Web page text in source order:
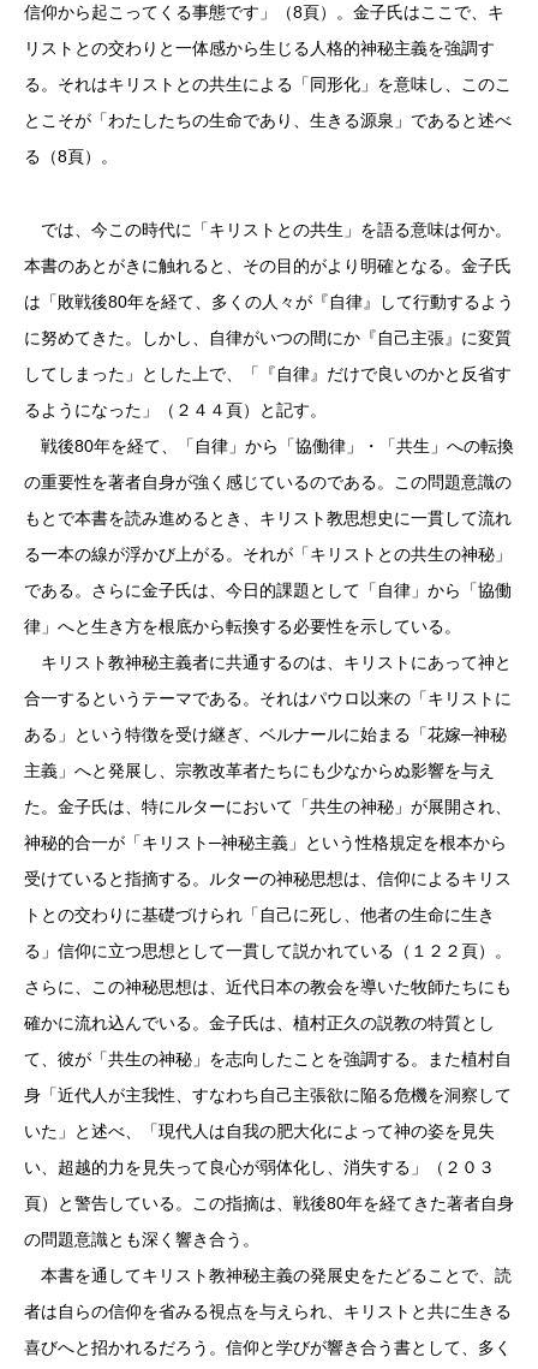
信仰から起こってくる事態です」（8頁）。金子氏はここで、キ
リストとの交わりと一体感から生じる人格的神秘主義を強調す
る。それはキリストとの共生による「同形化」を意味し、このこ
とこそが「わたしたちの生命であり、生きる源泉」であると述べ
る（8頁）。
では、今この時代に「キリストとの共生」を語る意味は何か。
本書のあとがきに触れると、その目的がより明確となる。金子氏
は「敗戦後80年を経て、多くの人々が『自律』して行動するよう
に努めてきた。しかし、自律がいつの間にか『自己主張』に変質
してしまった」とした上で、「『自律』だけで良いのかと反省す
るようになった」（２４４頁）と記す。
戦後80年を経て、「自律」から「協働律」・「共生」への転換
の重要性を著者自身が強く感じているのである。この問題意識の
もとで本書を読み進めるとき、キリスト教思想史に一貫して流れ
る一本の線が浮かび上がる。それが「キリストとの共生の神秘」
である。さらに金子氏は、今日的課題として「自律」から「協働
律」へと生き方を根底から転換する必要性を示している。
キリスト教神秘主義者に共通するのは、キリストにあって神と
合一するというテーマである。それはパウロ以来の「キリストに
ある」という特徴を受け継ぎ、ベルナールに始まる「花嫁─神秘
主義」へと発展し、宗教改革者たちにも少なからぬ影響を与え
た。金子氏は、特にルターにおいて「共生の神秘」が展開され、
神秘的合一が「キリスト─神秘主義」という性格規定を根本から
受けていると指摘する。ルターの神秘思想は、信仰によるキリス
トとの交わりに基礎づけられ「自己に死し、他者の生命に生き
る」信仰に立つ思想として一貫して説かれている（１２２頁）。
さらに、この神秘思想は、近代日本の教会を導いた牧師たちにも
確かに流れ込んでいる。金子氏は、植村正久の説教の特質とし
て、彼が「共生の神秘」を志向したことを強調する。また植村自
身「近代人が主我性、すなわち自己主張欲に陥る危機を洞察して
いた」と述べ、「現代人は自我の肥大化によって神の姿を見失
い、超越的力を見失って良心が弱体化し、消失する」（２０３
頁）と警告している。この指摘は、戦後80年を経てきた著者自身
の問題意識とも深く響き合う。
本書を通してキリスト教神秘主義の発展史をたどることで、読
者は自らの信仰を省みる視点を与えられ、キリストと共に生きる
喜びへと招かれるだろう。信仰と学びが響き合う書として、多く